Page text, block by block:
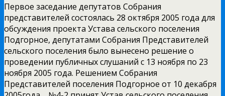
Первое заседание депутатов Собрания
представителей состоялась 28 октября 2005 года для
обсуждения проекта Устава сельского поселения
Подгорное, депутатами Собрания Представителей
сельского поселения было вынесено решение о
проведении публичных слушаний с 13 ноября по 23
ноября 2005 года. Решением Собрания
Представителей поселения Подгорное от 10 декабря